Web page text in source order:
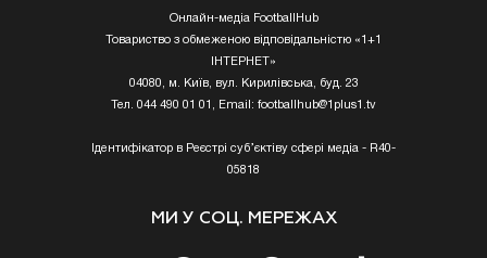
Онлайн-медіа FootballHub
Товариство з обмеженою відповідальністю «1+1
ІНТЕРНЕТ»
04080, м. Київ, вул. Кирилівська, буд. 23
Тел. 044 490 01 01, Email: footballhub@1plus1.tv
Ідентифікатор в Реєстрі суб’єктіву сфері медіа - R40-
05818
МИ У СОЦ. МЕРЕЖАХ